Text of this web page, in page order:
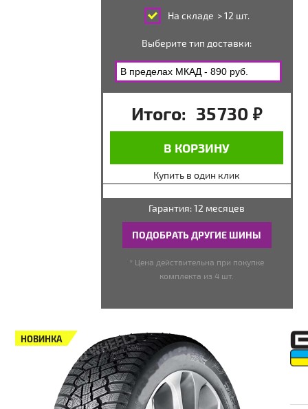
На складе > 12 шт.
Выберите тип доставки:
Итого: 35 730 руб.
В КОРЗИНУ
Купить в один клик
Гарантия: 12 месяцев
ПОДОБРАТЬ ДРУГИЕ ШИНЫ
* Цена действительна при покупке
комплекта из 4 шт.
НОВИНКА